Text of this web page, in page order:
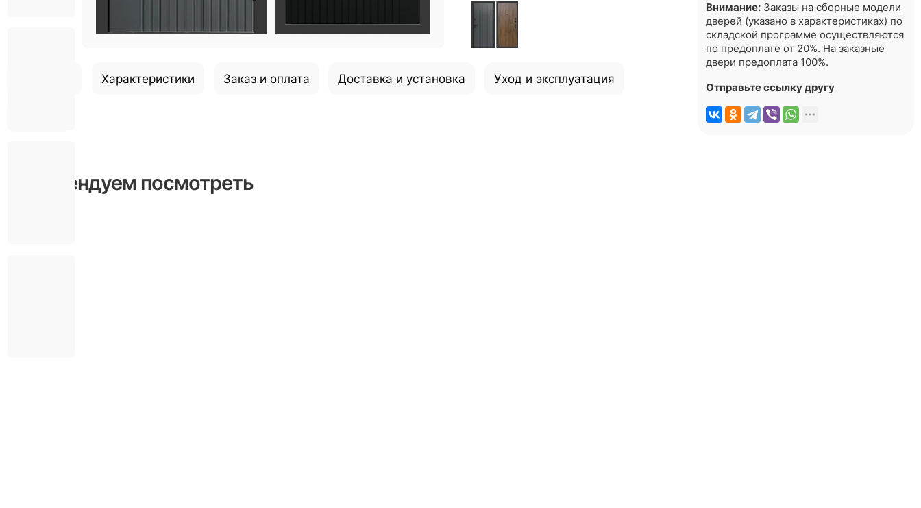
Характеристики Заказ и оплата Доставка и установка Уход и эксплуатация
Рекомендуем посмотреть
Внимание: Заказы на сборные модели
дверей (указано в характеристиках) по
складской программе осуществляются
по предоплате от 20%. На заказные
двери предоплата 100%.
Отправьте ссылку другу